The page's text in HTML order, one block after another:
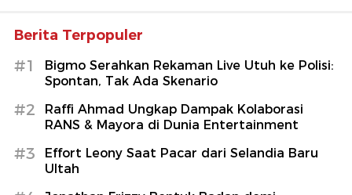
Berita Terpopuler
#1
Bigmo Serahkan Rekaman Live Utuh ke Polisi:
Spontan, Tak Ada Skenario
#2
Raffi Ahmad Ungkap Dampak Kolaborasi
RANS & Mayora di Dunia Entertainment
#3
Effort Leony Saat Pacar dari Selandia Baru
Ultah